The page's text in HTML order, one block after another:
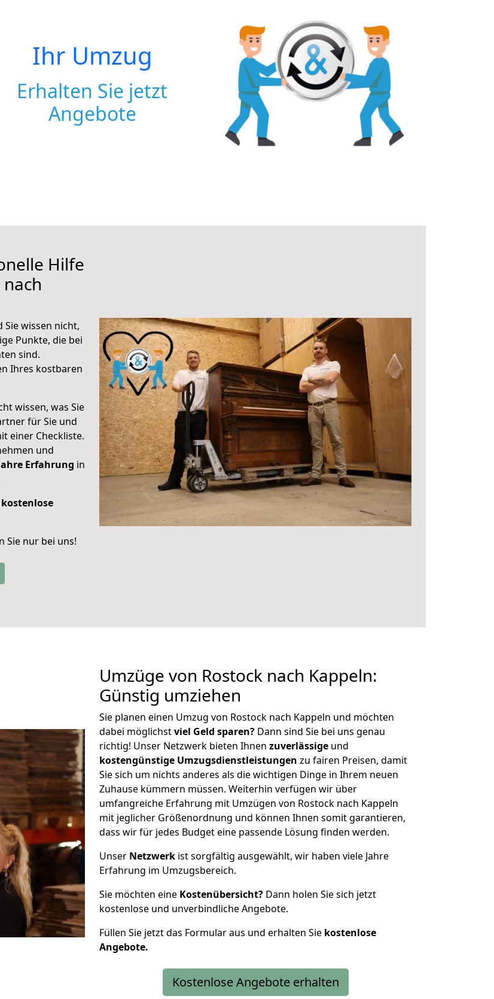
Ihr Umzug
Erhalten Sie jetzt
Angebote
Hilfe
wissen nicht,
Punkte, die bei
sind.
Ihres kostbaren
wissen, was Sie
für Sie und
einer Checkliste.
und
Erfahrung in
Sie nur bei uns!
Umzüge von Rostock nach Kappeln:
Günstig umziehen
Sie planen einen Umzug von Rostock nach Kappeln und möchten
dabei möglichstviel Geld sparen? Dann sind Sie bei uns genau
richtig! Unser Netzwerk bieten Ihnen zuverlässige und
kostengünstige Umzugsdienstleistungen zu fairen Preisen, damit
Sie sich um nichts anderes als die wichtigen Dinge in Ihrem neuen
Zuhause kümmern müssen. Weiterhin verfügen wir über
umfangreiche Erfahrung mit Umzügen von Rostock nach Kappeln
mit jeglicher Größenordnung und können Ihnen somit garantieren,
dass wir für jedes Budget eine passende Lösung finden werden.
Unser Netzwerk ist sorgfältig ausgewählt, wir haben viele Jahre
Erfahrung im Umzugsbereich.
Sie möchten eine Kostenübersicht? Dann holen Sie sich jetzt
kostenlose und unverbindliche Angebote.
Füllen Sie jetzt das Formular aus und erhalten Sie kostenlose
Angebote.
Kostenlose Angebote erhalten